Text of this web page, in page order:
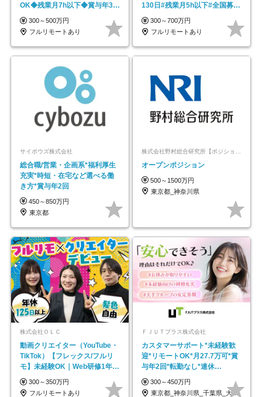
OK◆残業月7h以下◆賞与年3回
◆5年目まで必ず昇給
300～500万円
フルリモートあり
130日#残業月5h以下#全国募集
#最大1年の研修
300～700万円
フルリモートあり
サイボウズ株式会社
総合職/営業・企画系*福利厚生
充実*時短・在宅など選べる働
き方*賞与年2回
450～850万円
東京都
オープンポジション
500～1500万円
東京都_神奈川県
株式会社ＯＬＣ
動画クリエイター（YouTube・
TikTok）【フレックス/フルリ
モ】未経験OK｜Web研修1年間
｜副業OK
300～350万円
フルリモートあり
ＦＪＵＴプラス株式会社
カスタマーサポート*未経験歓
迎*リモートOK*月27.7万可*賞
与年2回*転勤なし*連休
OK/ZE010232
300～450万円
東京都_神奈川県_千葉県_大阪府_愛知県…